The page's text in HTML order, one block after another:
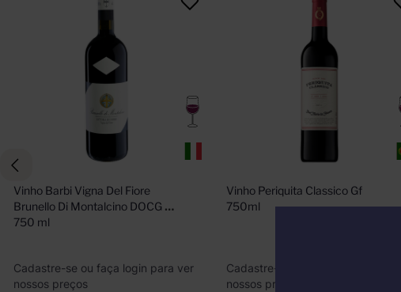
Vinho Barbi Vigna Del Fiore
Brunello Di Montalcino DOCG
750 ml
Cadastre-se ou faça login para ver
nossos preços
Vinho Periquita Classico Gf
750ml
Cadastre-se ou faça login para ver
nossos preços